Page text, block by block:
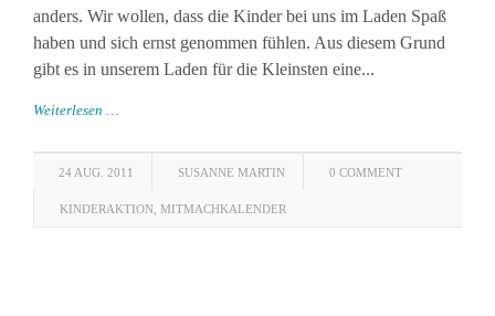
anders. Wir wollen, dass die Kinder bei uns im Laden Spaß
haben und sich ernst genommen fühlen. Aus diesem Grund
gibt es in unserem Laden für die Kleinsten eine...
Weiterlesen …
24 AUG. 2011 SUSANNE MARTIN 0 COMMENT
KINDERAKTION MITMACHKALENDER